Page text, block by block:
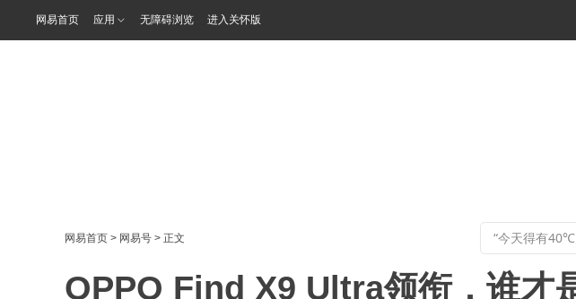
网易首页 应用 无障碍浏览 进入关怀版
网易首页 > 网易号 > 正文
OPPO Find X9 Ultra领衔，谁才